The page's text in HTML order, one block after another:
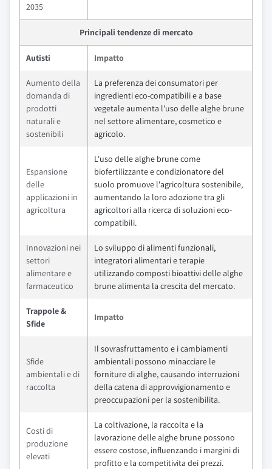
2035
Principali tendenze di mercato
Autisti Impatto
Aumento della
domanda di
prodotti
naturali e
sostenibili
La preferenza dei consumatori per
ingredienti eco-compatibili e a base
vegetale aumenta l'uso delle alghe brune
nel settore alimentare, cosmetico e
agricolo.
Espansione
delle
applicazioni in
agricoltura
L'uso delle alghe brune come
biofertilizzante e condizionatore del
suolo promuove l'agricoltura sostenibile,
aumentando la loro adozione tra gli
agricoltori alla ricerca di soluzioni eco-
compatibili.
Innovazioni nei
settori
alimentare e
farmaceutico
Lo sviluppo di alimenti funzionali,
integratori alimentari e terapie
utilizzando composti bioattivi delle alghe
brune alimenta la crescita del mercato.
Trappole &
Sfide
Impatto
Sfide
ambientali e di
raccolta
Il sovrasfruttamento e i cambiamenti
ambientali possono minacciare le
forniture di alghe, causando interruzioni
della catena di approvvigionamento e
preoccupazioni per la sostenibilita.
Costi di
produzione
elevati
La coltivazione, la raccolta e la
lavorazione delle alghe brune possono
essere costose, influenzando i margini di
profitto e la competitivita dei prezzi.